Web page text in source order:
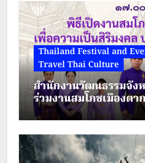
Thailand Festival and
Travel Thai Culture
สำนักงานวัฒนธรรมจัง
ร่วมงานสมโภชเมืองตา
มงคล ประจำปี พ.ศ
– 30 สิงหาคม 2569